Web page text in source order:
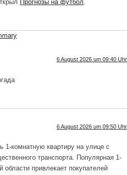
Прогнозы на футбол.
6 August 2026 um 09:40 Uhr
6 August 2026 um 09:50 Uhr
1-комнатную квартиру на улице с
транспорта. Популярная 1-
области привлекает покупателей